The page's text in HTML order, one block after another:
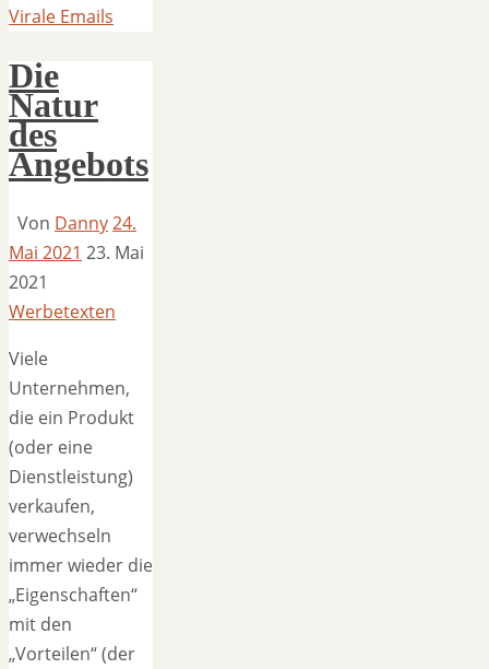
Virale Emails
Die
Natur
des
Angebots
Von Danny24.
Mai 2021 23. Mai
2021
Werbetexten
Viele
Unternehmen,
die ein Produkt
(oder eine
Dienstleistung)
verkaufen,
verwechseln
immer wieder die
„Eigenschaften“
mit den
„Vorteilen“ (der